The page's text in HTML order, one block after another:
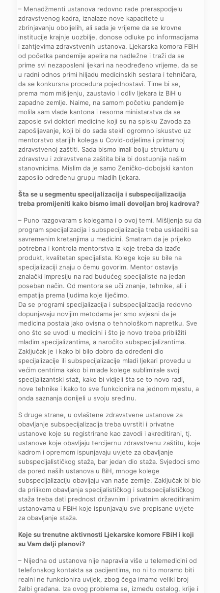
– Menadžmenti ustanova redovno rade preraspodjelu
zdravstvenog kadra, iznalaze nove kapacitete u
zbrinjavanju oboljelih, ali sada je vrijeme da se krovne
institucije krajnje uozbilje, donose odluke po informacijama
i zahtjevima zdravstvenih ustanova. Ljekarska komora FBiH
od početka pandemije apelira na nadležne i traži da se
prime svi nezaposleni ljekari na neodređeno vrijeme, da se
u radni odnos primi hiljadu medicinskih sestara i tehničara,
da se konkursna procedura pojednostavi. Time bi se,
prema mom mišljenju, zaustavio i odliv ljekara iz BiH u
zapadne zemlje. Naime, na samom početku pandemije
molila sam vlade kantona i resorna ministarstva da se
zaposle svi doktori medicine koji su na spisku Zavoda za
zapošljavanje, koji bi do sada stekli ogromno iskustvo uz
mentorstvo starijih kolega u Covid-odjelima i primarnoj
zdravstvenoj zaštiti. Sada bismo imali bolju strukturu u
zdravstvu i zdravstvena zaštita bila bi dostupnija našim
stanovnicima. Mislim da je samo Zeničko-dobojski kanton
zaposlio određenu grupu mladih ljekara.
Šta se u segmentu specijalizacija i subspecijalizacija
treba promijeniti kako bismo imali dovoljan broj kadrova?
– Puno razgovaram s kolegama i o ovoj temi. Mišljenja su da
program specijalizacija i subspecijalizacija treba uskladiti sa
savremenim kretanjima u medicini. Smatram da je prijeko
potrebna i kontrola mentorstva iz koje treba da izađe
produkt, kvalitetan specijalista. Kolege koje su bile na
specijalizaciji znaju o čemu govorim. Mentor ostavlja
znalački impresiju na rad budućeg specijaliste na jedan
poseban način. Od mentora se uči znanje, tehnike, ali i
empatija prema ljudima koje liječimo.
Da se programi specijalizacija i subspecijalizacija redovno
dopunjavaju novijim metodama jer smo svjesni da je
medicina postala jako ovisna o tehnološkom napretku. Sve
ono što se uvodi u medicini i što je novo treba približiti
mladim specijalizantima, a naročito subspecijalizantima.
Zaključak je i kako bi bilo dobro da određeni dio
specijalizacije ili subspecijalizacije mladi ljekari provedu u
većim centrima kako bi mlade kolege sublimirale svoj
specijalizantski staž, kako bi vidjeli šta se to novo radi,
nove tehnike i kako to sve funkcionira na jednom mjestu, a
onda saznanja donijeli u svoju sredinu.
S druge strane, u ovlaštene zdravstvene ustanove za
obavljanje subspecijalizacija treba uvrstiti i privatne
ustanove koje su registrirane kao zavodi i akreditirani, tj.
ustanove koje obavljaju tercijernu zdravstvenu zaštitu, koje
kadrom i opremom ispunjavaju uvjete za obavljanje
subspecijalističkog staža, bar jedan dio staža. Svjedoci smo
da pored naših ustanova u BiH, mnoge kolege
subspecijalizaciju obavljaju van naše zemlje. Zaključak bi bio
da prilikom obavljanja specijalističkog i subspecijalističkog
staža treba dati prednost državnim i privatnim akreditiranim
ustanovama u FBiH koje ispunjavaju sve propisane uvjete
za obavljanje staža.
Koje su trenutne aktivnosti Ljekarske komore FBiH i koji
su Vam dalji planovi?
– Nijedna od ustanova nije napravila više u telemedicini od
telefonskog kontakta sa pacijentima, no ni to moramo biti
realni ne funkcionira uvijek, zbog čega imamo veliki broj
žalbi građana. Iza ovog problema se, između ostalog, krije i